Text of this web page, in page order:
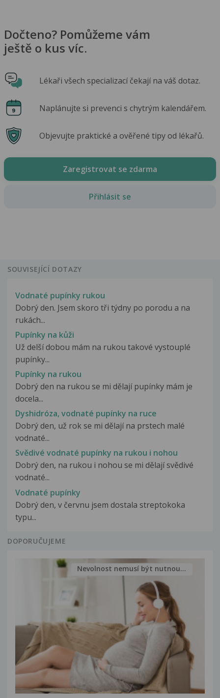
Dočteno? Pomůžeme vám
ještě o kus víc.
Lékaři všech specializací čekají na váš dotaz.
Naplánujte si prevenci s chytrým kalendářem.
Objevujte praktické a ověřené tipy od lékařů.
Zaregistrovat se zdarma
Přihlásit se
SOUVISEJÍCÍ DOTAZY
Vodnaté pupínky rukou
Dobrý den. Jsem skoro tři týdny po porodu a na
rukách...
Pupínky na kůži
Už delší dobou mám na rukou takové vystouplé
pupínky...
Pupínky na rukou
Dobrý den na rukou se mi dělají pupínky mám je
docela...
Dyshidróza, vodnaté pupínky na ruce
Dobrý den, už rok se mi dělají na prstech malé
vodnaté...
Svědivé vodnaté pupínky na rukou i nohou
Dobrý den, na rukou i nohou se mi dělají svědivé
vodnaté...
Vodnaté pupínky
Dobrý den, v červnu jsem dostala streptokoka
typu...
DOPORUČUJEME
Nevolnost nemusí být nutnou...